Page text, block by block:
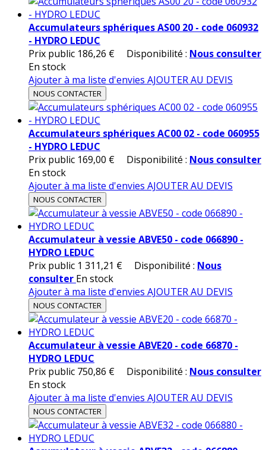
Accumulateurs sphériques AS00 20 - code 060932
- HYDRO LEDUC
Prix public 186,26 € Disponibilité : Nous consulter
En stock
Ajouter à ma liste d'envies AJOUTER AU DEVIS
NOUS CONTACTER
Accumulateurs sphériques AC00 02 - code 060955
- HYDRO LEDUC
Prix public 169,00 € Disponibilité : Nous consulter
En stock
Ajouter à ma liste d'envies AJOUTER AU DEVIS
NOUS CONTACTER
Accumulateur à vessie ABVE50 - code 066890 -
HYDRO LEDUC
Prix public 1 311,21 € Disponibilité : Nous
consulter En stock
Ajouter à ma liste d'envies AJOUTER AU DEVIS
NOUS CONTACTER
Accumulateur à vessie ABVE20 - code 66870 -
HYDRO LEDUC
Prix public 750,86 € Disponibilité : Nous consulter
En stock
Ajouter à ma liste d'envies AJOUTER AU DEVIS
NOUS CONTACTER